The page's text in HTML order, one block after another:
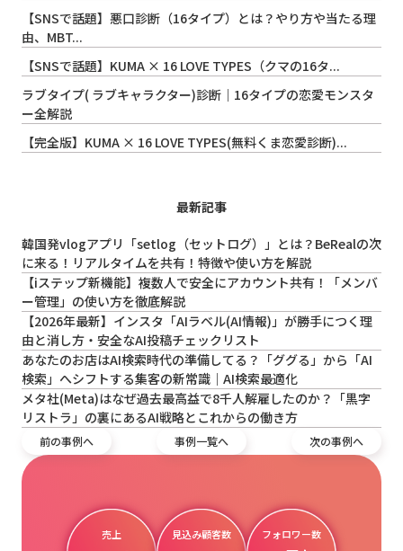
【SNSで話題】悪口診断（16タイプ）とは？やり方や当たる理
由、MBT...
【SNSで話題】KUMA × 16 LOVE TYPES（クマの16タ...
ラブタイプ( ラブキャラクター)診断｜16タイプの恋愛モンスタ
ー全解説
【完全版】KUMA × 16 LOVE TYPES(無料くま恋愛診断)...
最新記事
韓国発vlogアプリ「setlog（セットログ）」とは？BeRealの次
に来る！リアルタイムを共有！特徴や使い方を解説
【iステップ新機能】複数人で安全にアカウント共有！「メンバ
ー管理」の使い方を徹底解説
【2026年最新】インスタ「AIラベル(AI情報)」が勝手につく理
由と消し方・安全なAI投稿チェックリスト
あなたのお店はAI検索時代の準備してる？「ググる」から「AI
検索」へシフトする集客の新常識｜AI検索最適化
メタ社(Meta)はなぜ過去最高益で8千人解雇したのか？「黒字
リストラ」の裏にあるAI戦略とこれからの働き方
前の事例へ 事例一覧へ 次の事例へ
売上 見込み顧客数 フォロワー数